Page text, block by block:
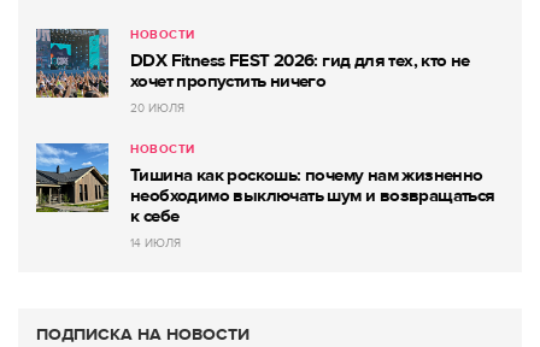
НОВОСТИ
DDX Fitness FEST 2026: гид для тех, кто не
хочет пропустить ничего
20 ИЮЛЯ
НОВОСТИ
Тишина как роскошь: почему нам жизненно
необходимо выключать шум и возвращаться
к себе
14 ИЮЛЯ
ПОДПИСКА НА НОВОСТИ